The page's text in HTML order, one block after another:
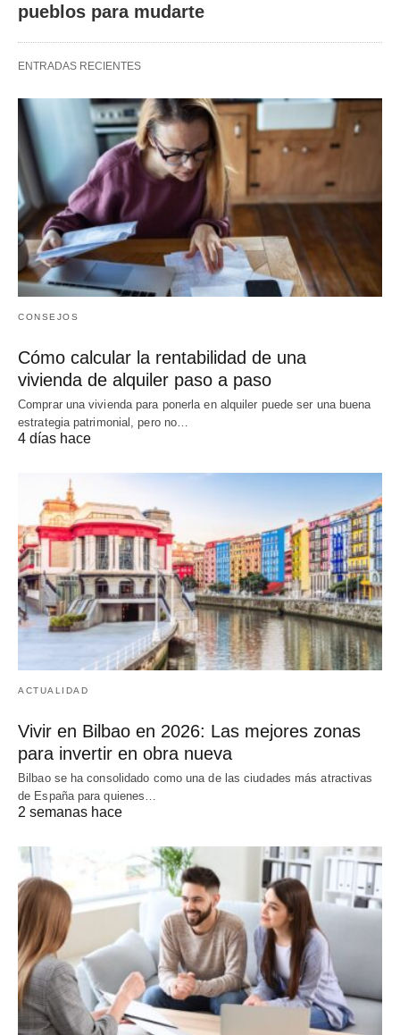
pueblos para mudarte
ENTRADAS RECIENTES
CONSEJOS
Cómo calcular la rentabilidad de una
vivienda de alquiler paso a paso
Comprar una vivienda para ponerla en alquiler puede ser una buena
estrategia patrimonial, pero no…
4 días hace
ACTUALIDAD
Vivir en Bilbao en 2026: Las mejores zonas
para invertir en obra nueva
Bilbao se ha consolidado como una de las ciudades más atractivas
de España para quienes…
2 semanas hace